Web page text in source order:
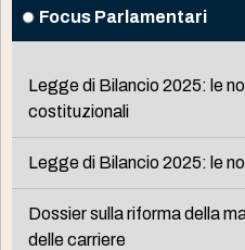
Focus Parlamentari
Legge di Bilancio 2025: le
costituzionali
Legge di Bilancio 2025: le
Dossier sulla riforma della
delle carriere